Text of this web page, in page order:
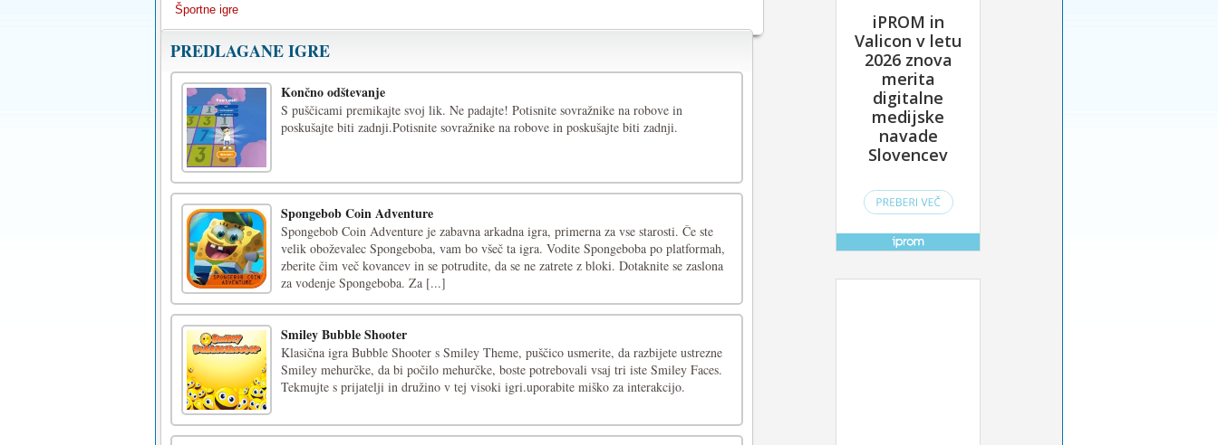
Športne igre
PREDLAGANE IGRE
Končno odštevanje
S puščicami premikajte svoj lik. Ne padajte! Potisnite sovražnike na robove in
poskušajte biti zadnji.Potisnite sovražnike na robove in poskušajte biti zadnji.
Spongebob Coin Adventure
Spongebob Coin Adventure je zabavna arkadna igra, primerna za vse starosti. Če ste
velik oboževalec Spongeboba, vam bo všeč ta igra. Vodite Spongeboba po platformah,
zberite čim več kovancev in se potrudite, da se ne zatrete z bloki. Dotaknite se zaslona
za vodenje Spongeboba. Za [...]
Smiley Bubble Shooter
Klasična igra Bubble Shooter s Smiley Theme, puščico usmerite, da razbijete ustrezne
Smiley mehurčke, da bi počilo mehurčke, boste potrebovali vsaj tri iste Smiley Faces.
Tekmujte s prijatelji in družino v tej visoki igri.uporabite miško za interakcijo.